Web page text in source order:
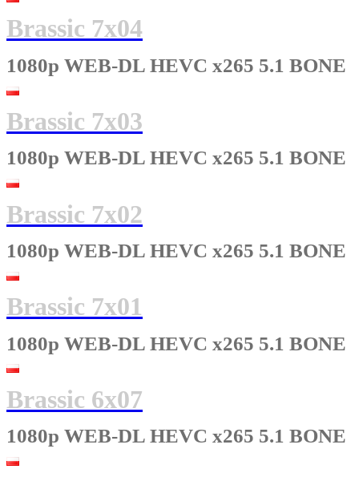
Brassic 7x04
1080p WEB-DL HEVC x265 5.1 BONE
Brassic 7x03
1080p WEB-DL HEVC x265 5.1 BONE
Brassic 7x02
1080p WEB-DL HEVC x265 5.1 BONE
Brassic 7x01
1080p WEB-DL HEVC x265 5.1 BONE
Brassic 6x07
1080p WEB-DL HEVC x265 5.1 BONE